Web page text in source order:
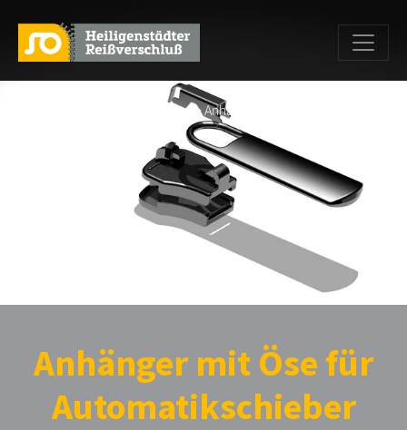
Anhänger > Anhänger mit Öse für
Anhänger mit Öse für
Automatik­schieber